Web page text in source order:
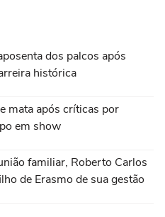
dos palcos após
histórica
mata após críticas por
em show
familiar, Roberto Carlos
de Erasmo de sua gestão